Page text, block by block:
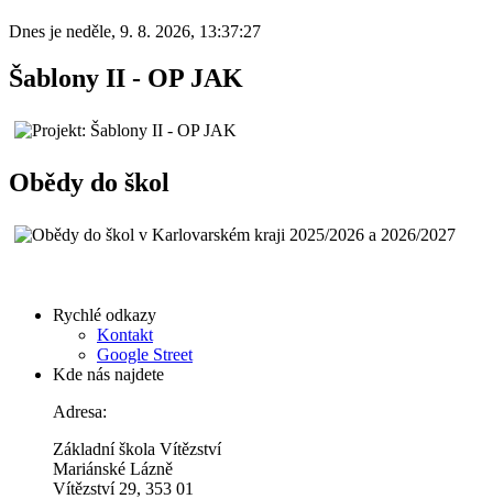
Dnes je neděle, 9. 8. 2026, 13:37:27
Šablony II - OP JAK
Obědy do škol
Rychlé odkazy
Kontakt
Google Street
Kde nás najdete
Adresa:
Základní škola Vítězství
Mariánské Lázně
Vítězství 29, 353 01